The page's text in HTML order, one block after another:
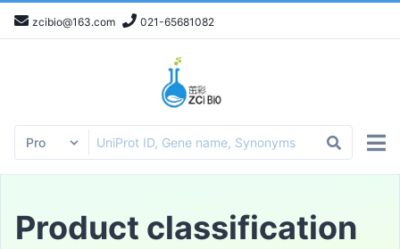
zcibio@163.com 021-65681082
Product classification